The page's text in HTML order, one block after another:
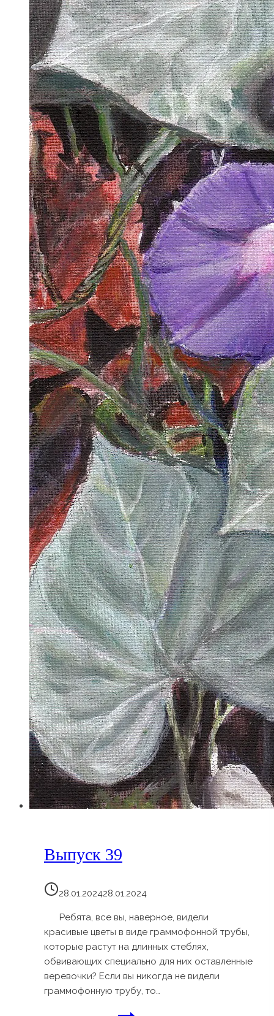
Выпуск 39
28.01.202428.01.2024
Ребята, все вы, наверное, видели
красивые цветы в виде граммофонной трубы,
которые растут на длинных стеблях,
обвивающих специально для них оставленные
веревочки? Если вы никогда не видели
граммофонную трубу, то…